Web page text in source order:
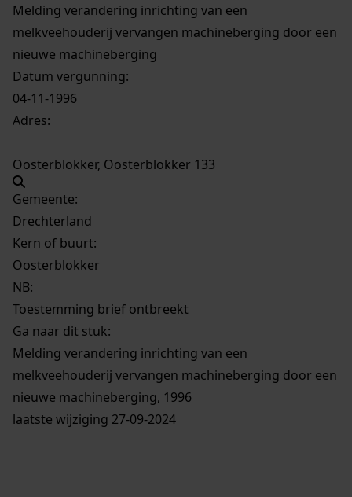
Melding verandering inrichting van een
melkveehouderij vervangen machineberging door een
nieuwe machineberging
Datum vergunning:
04-11-1996
Adres:
Oosterblokker, Oosterblokker 133
Gemeente:
Drechterland
Kern of buurt:
Oosterblokker
NB:
Toestemming brief ontbreekt
Ga naar dit stuk:
Melding verandering inrichting van een
melkveehouderij vervangen machineberging door een
nieuwe machineberging, 1996
laatste wijziging 27-09-2024